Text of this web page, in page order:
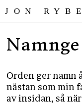
JON
Orden ger namn
nästan som min
av insidan, så